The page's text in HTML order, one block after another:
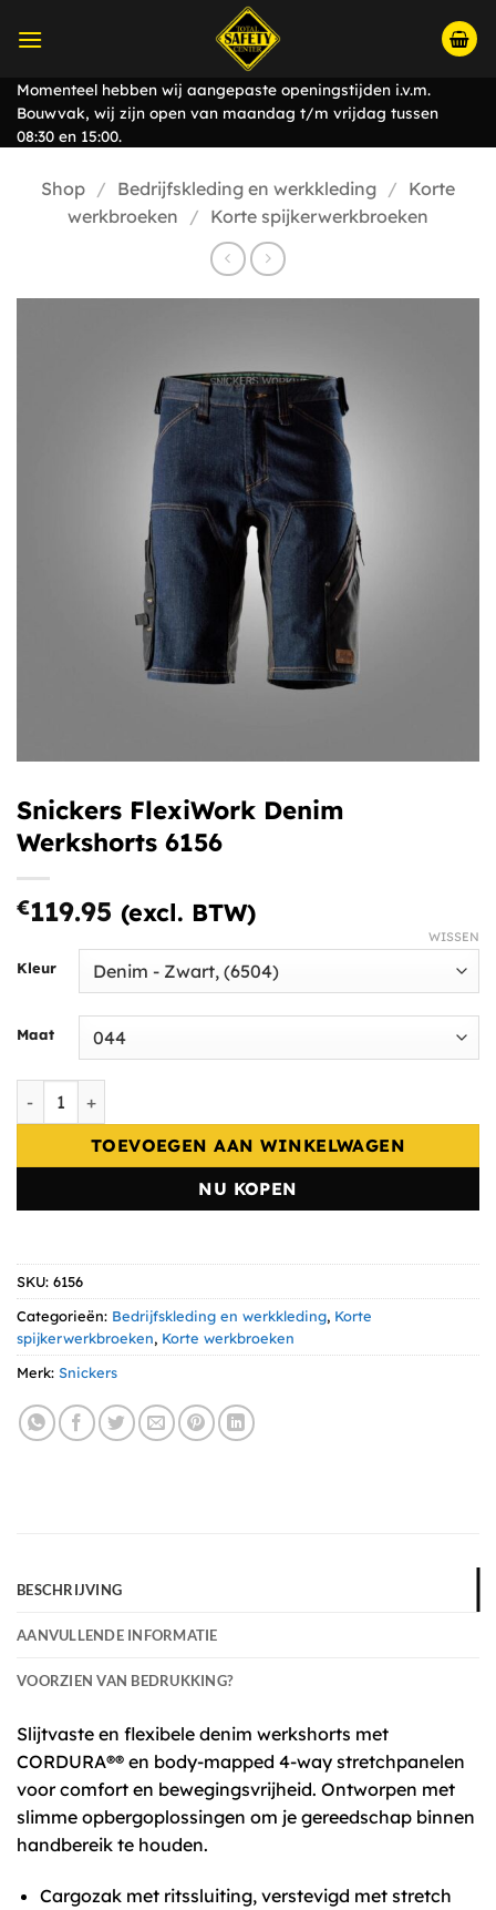
naar
Momenteel hebben wij aangepaste openingstijden i.v.m.
Bouwvak, wij zijn open van maandag t/m vrijdag tussen
08:30 en 15:00.
Shop / Bedrijfskleding en werkkleding / Korte
werkbroeken / Korte spijkerwerkbroeken
Snickers FlexiWork Denim
Werkshorts 6156
€119.95 (excl. BTW)
Kleur
Maat
WISSEN
Snickers FlexiWork Denim Werkshorts 6156 aantal
TOEVOEGEN AAN WINKELWAGEN
NU KOPEN
SKU: 6156
Categorieën: Bedrijfskleding en werkkleding, Korte
spijkerwerkbroeken, Korte werkbroeken
Merk: Snickers
BESCHRIJVING
AANVULLENDE INFORMATIE
VOORZIEN VAN BEDRUKKING?
Slijtvaste en flexibele denim werkshorts met
CORDURA®® en body-mapped 4-way stretchpanelen
voor comfort en bewegingsvrijheid. Ontworpen met
slimme opbergoplossingen om je gereedschap binnen
handbereik te houden.
Cargozak met ritssluiting, verstevigd met stretch